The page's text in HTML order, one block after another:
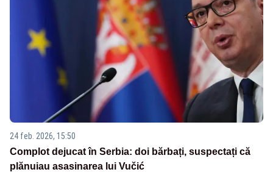
24 feb. 2026, 15:50
Complot dejucat în Serbia: doi bărbați, suspectați că
plănuiau asasinarea lui Vučić